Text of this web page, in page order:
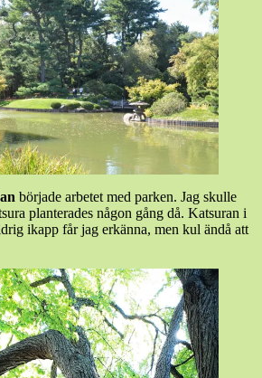
började arbetet med parken. Jag skulle
planterades någon gång då. Katsuran i
ikapp får jag erkänna, men kul ändå att